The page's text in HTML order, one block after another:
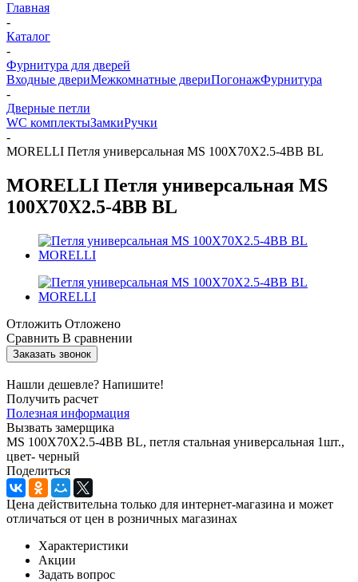
Главная
-
Каталог
-
Фурнитура для дверей
Входные двериМежкомнатные двериПогонажФурнитура
-
Дверные петли
WC комплектыЗамкиРучки
-
MORELLI Петля универсальная MS 100X70X2.5-4BB BL
MORELLI Петля универсальная MS
100X70X2.5-4BB BL
Отложить Отложено
Сравнить В сравнении
Заказать звонок
Нашли дешевле? Напишите!
Получить расчет
Полезная информация
Вызвать замерщика
MS 100X70X2.5-4BB BL, петля стальная универсальная 1шт.,
цвет- черный
Поделиться
Цена действительна только для интернет-магазина и может
отличаться от цен в розничных магазинах
Характеристики
Акции
Задать вопрос